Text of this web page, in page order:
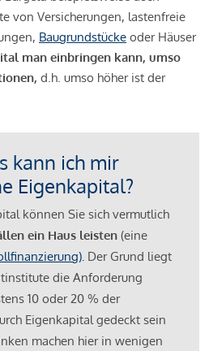
von Versicherungen, lastenfreie
Baugrundstücke oder Häuser
man einbringen kann, umso
d.h. umso höher ist der
kann ich mir
Eigenkapital?
können Sie sich vermutlich
ein Haus leisten (eine
. Der Grund liegt
die Anforderung
10 oder 20 % der
Eigenkapital gedeckt sein
machen hier in wenigen